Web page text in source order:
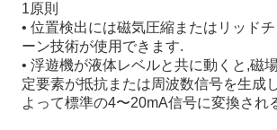
1原則
• 位置検出には磁気圧縮またはリッド
ーン技術が使用できます.
• 浮遊機が液体レベルと共に動くと,磁
定要素が抵抗または周波数信号を生成
よって標準の4〜20mA信号に変換され